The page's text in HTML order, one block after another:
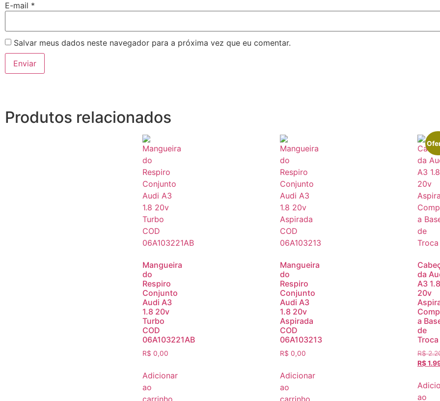
E-mail *
Salvar meus dados neste navegador para a próxima vez que eu comentar.
Produtos relacionados
Mangueira
do
Respiro
Conjunto
Audi A3
1.8 20v
Turbo
COD
06A103221AB
R$ 0,00
Adicionar
ao
carrinho
Mangueira
do
Respiro
Conjunto
Audi A3
1.8 20v
Aspirada
COD
06A103213
R$ 0,00
Adicionar
ao
carrinho
da
A3 1.8
20v
a
de
Troca
R$
R$
ao